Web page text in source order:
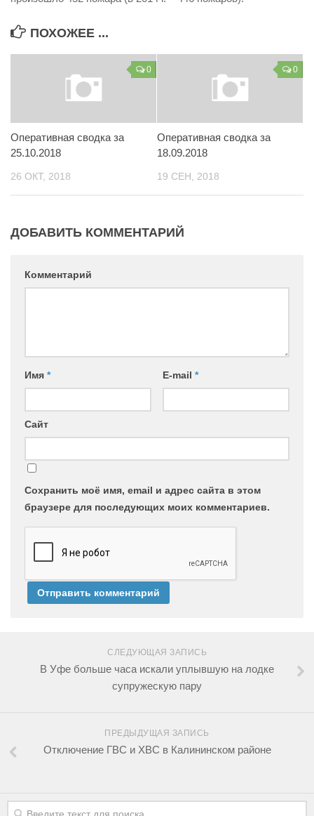
Обращения
ПОХОЖЕЕ ...
0
Оперативная сводка за
25.10.2018
26 ОКТ, 2018
0
Оперативная сводка за
18.09.2018
19 СЕН, 2018
ДОБАВИТЬ КОММЕНТАРИЙ
Комментарий
Имя * E-mail *
Сайт
Сохранить моё имя, email и адрес сайта в этом
браузере для последующих моих комментариев.
СЛЕДУЮЩАЯ ЗАПИСЬ
В Уфе больше часа искали уплывшую на лодке
супружескую пару
ПРЕДЫДУЩАЯ ЗАПИСЬ
Отключение ГВС и ХВС в Калининском районе